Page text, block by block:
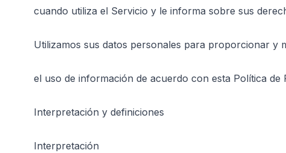
cuando utiliza el Servicio y le informa sobre sus
Utilizamos sus datos personales para proporcionar y
el uso de información de acuerdo con esta Política de
Interpretación y definiciones
Interpretación